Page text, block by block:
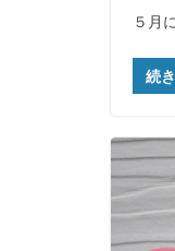
５月
続